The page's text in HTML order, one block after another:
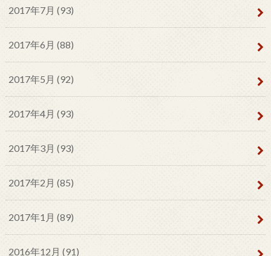
2017年7月 (93)
2017年6月 (88)
2017年5月 (92)
2017年4月 (93)
2017年3月 (93)
2017年2月 (85)
2017年1月 (89)
2016年12月 (91)